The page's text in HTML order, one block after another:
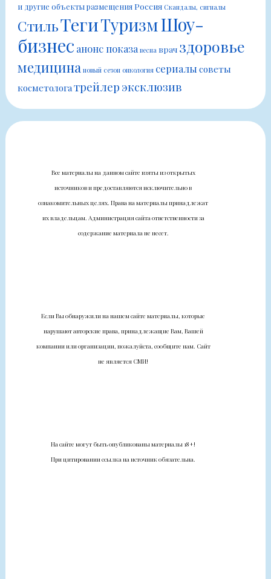
и другие объекты размещенияРоссия Скандалы, сигналы
СтильТегиТуризмШоу-
бизнес анонс показа весна врач здоровье
медицина новый сезон онкология сериалы советы
косметологатрейлер эксклюзив
Все материалы на данном сайте взяты из открытых
источников и предоставляются исключительно в
ознакомительных целях. Права на материалы принадлежат
их владельцам. Администрация сайта ответственности за
содержание материала не несет.
Если Вы обнаружили на нашем сайте материалы, которые
нарушают авторские права, принадлежащие Вам, Вашей
компании или организации, пожалуйста, сообщите нам. Сайт
не является СМИ!
На сайте могут быть опубликованы материалы 18+!
При цитировании ссылка на источник обязательна.